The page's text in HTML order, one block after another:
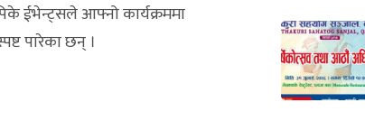
ईभेन्ट्सले आफ्नो कार्यक्रममा
पारेका छन् ।